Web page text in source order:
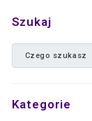
Szukaj
Kategorie